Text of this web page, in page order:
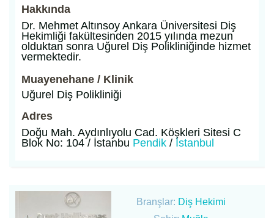
Hakkında
Dr. Mehmet Altınsoy Ankara Üniversitesi Diş
Hekimliği fakültesinden 2015 yılında mezun
olduktan sonra Uğurel Diş Polikliniğinde hizmet
vermektedir.
Muayenehane / Klinik
Uğurel Diş Polikliniği
Adres
Doğu Mah. Aydınlıyolu Cad. Köşkleri Sitesi C
Blok No: 104 / İstanbu Pendik / İstanbul
Branşlar: Diş Hekimi